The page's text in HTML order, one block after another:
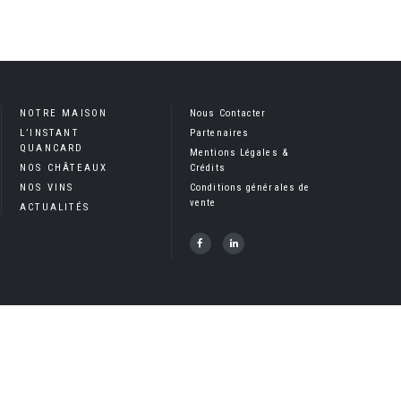
NOTRE MAISON
L’INSTANT
QUANCARD
NOS CHÂTEAUX
NOS VINS
ACTUALITÉS
Nous Contacter
Partenaires
Mentions Légales &
Crédits
Conditions générales de
vente